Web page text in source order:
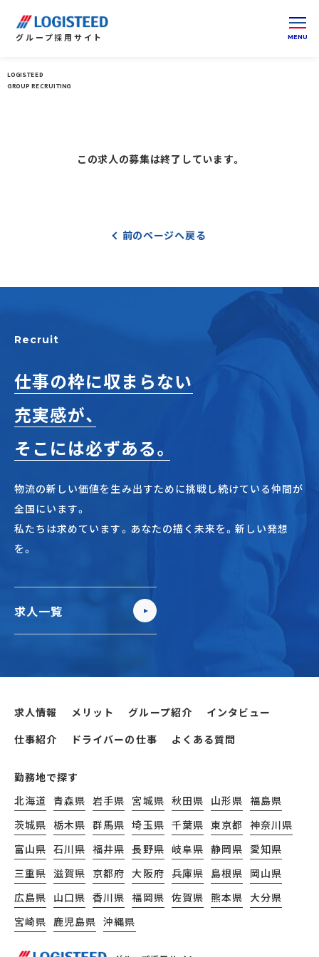
グループ採用サイト
LOGISTEED
GROUP RECRUITING
この求人の募集は終了しています。
前のページへ戻る
Recruit
仕事の枠に収まらない
充実感が、
そこには必ずある。
物流の新しい価値を生み出すために挑戦し続けている仲間が
全国にいます。
私たちは求めています。あなたの描く未来を。新しい発想
を。
求人一覧
求人情報 メリット グループ紹介
インタビュー
仕事紹介
ドライバーの仕事 よくある質問
勤務地で探す
北海道 青森県 岩手県 宮城県 秋田県 山形県 福島県
茨城県 栃木県 群馬県 埼玉県 千葉県 東京都 神奈川県
富山県 石川県 福井県 長野県 岐阜県 静岡県 愛知県
三重県 滋賀県 京都府 大阪府 兵庫県 島根県 岡山県
広島県 山口県 香川県 福岡県 佐賀県 熊本県 大分県
宮崎県 鹿児島県 沖縄県